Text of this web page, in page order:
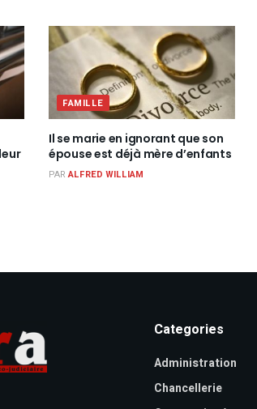
FAMILLE
Il se marie en ignorant que son
épouse est déjà mère d’enfants
PAR ALFRED WILLIAM
Categories
Administration
Chancellerie